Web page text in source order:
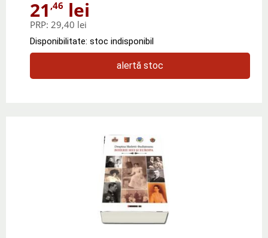
21 ,46 lei
PRP: 29,40 lei
Disponibilitate: stoc indisponibil
alertă stoc